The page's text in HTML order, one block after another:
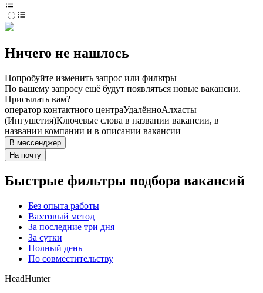
Ничего не нашлось
Попробуйте изменить запрос или фильтры
По вашему запросу ещё будут появляться новые вакансии.
Присылать вам?
оператор контактного центраУдалённоАлхасты
(Ингушетия)Ключевые слова в названии вакансии, в
названии компании и в описании вакансии
В мессенджер
На почту
Быстрые фильтры подбора вакансий
Без опыта работы
Вахтовый метод
За последние три дня
За сутки
Полный день
По совместительству
HeadHunter